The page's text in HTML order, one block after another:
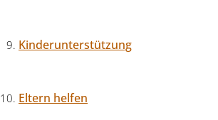
Kinderunterstützung
Eltern helfen